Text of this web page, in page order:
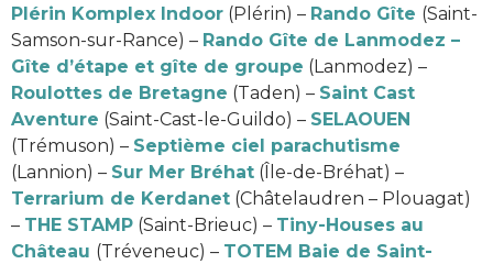
Plérin Komplex Indoor (Plérin) – Rando Gîte (Saint-
Samson-sur-Rance) – Rando Gîte de Lanmodez –
Gîte d’étape et gîte de groupe (Lanmodez) –
Roulottes de Bretagne (Taden) – Saint Cast
Aventure (Saint-Cast-le-Guildo) – SELAOUEN
(Trémuson) – Septième ciel parachutisme
(Lannion) – Sur Mer Bréhat (Île-de-Bréhat) –
Terrarium de Kerdanet (Châtelaudren – Plouagat)
– THE STAMP (Saint-Brieuc) – Tiny-Houses au
Château (Tréveneuc) – TOTEM Baie de Saint-